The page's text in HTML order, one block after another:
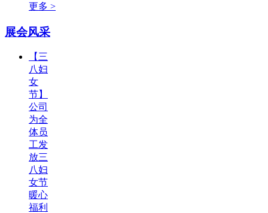
更多 >
展会风采
【三
八妇
女
节】
公司
为全
体员
工发
放三
八妇
女节
暖心
福利